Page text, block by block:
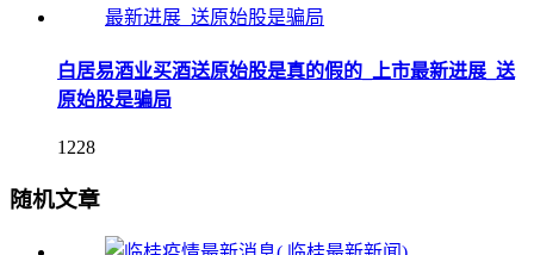
白居易酒业买酒送原始股是真的假的_上市最新进展_送
原始股是骗局
1228
随机文章